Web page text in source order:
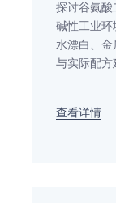
的应用
探讨谷氨酸
碱性工业环
水漂白、
与实际配方
查看详情